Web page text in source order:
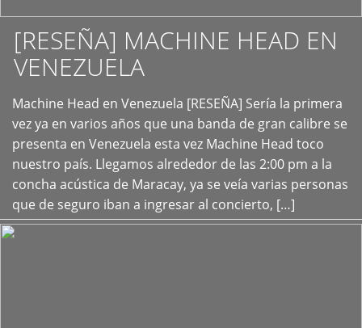
[RESEÑA] MACHINE HEAD EN
VENEZUELA
Machine Head en Venezuela [RESEÑA] Sería la primera
vez ya en varios años que una banda de gran calibre se
presenta en Venezuela esta vez Machine Head toco
nuestro país. Llegamos alrededor de las 2:00 pm a la
concha acústica de Maracay, ya se veía varias personas
que de seguro iban a ingresar al concierto, […]
+